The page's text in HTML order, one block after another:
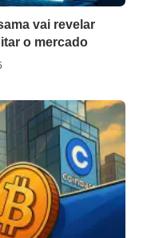
vai revelar
o mercado